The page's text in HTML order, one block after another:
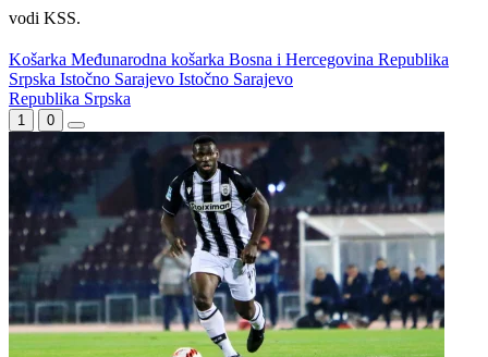
vodi KSS.
Košarka Međunarodna košarka Bosna i Hercegovina Republika
Srpska Istočno Sarajevo Istočno Sarajevo
WEB PREPORUKE
Zašto su Crnogorci spustili
glave prije utakmice na SP-
u u Zagrebu?
Zmajice u Mostaru počele
pripreme za Mediteranske
igre
Lana Pudar i dalje mora
putovati 100 kilometara
od Mostara kako bi
trenirala
FOTO | Bijeli Brijeg zabio
čak 10 golova za kraj
grupne faze: Liga mjesnih
zajednica seli iza Desete